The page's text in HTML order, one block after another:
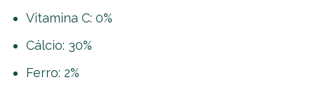
Vitamina C: 0%
Cálcio: 30%
Ferro: 2%